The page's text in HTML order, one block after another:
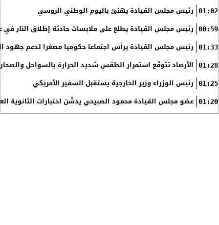
01:02 رئيس مجلس القيادة يهنئ باليوم الوطني الروسي
00:59 رئيس مجلس القيادة يطلع على ملابسات حادثة إطلاق النار في
01:33 رئيس مجلس القيادة يرأس اجتماعا حكوميا مصغرا لدعم جهود
01:28 الأرصاد تتوقّع استمرار الطقس شديد الحرارة بالسواحل
01:25 رئيس الوزراء وزير الخارجية يستقبل السفير الأمريكي
01:20 عضو مجلس القيادة محمود الصبيحي يدشّن اختبارات الثانوية